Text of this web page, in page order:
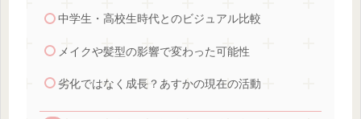
中学生・高校生時代とのビジュアル比較
メイクや髪型の影響で変わった可能性
劣化ではなく成長？あすかの現在の活動